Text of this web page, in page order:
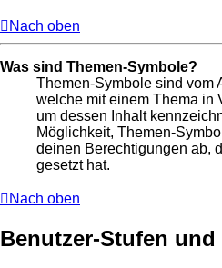
Nach oben
Was sind Themen-Symbole?
Themen-Symbole sind vom
welche mit einem Thema in
um dessen Inhalt
Möglichkeit, Themen-
deinen Berechtigungen ab,
gesetzt hat.
Nach oben
Benutzer-Stufen und